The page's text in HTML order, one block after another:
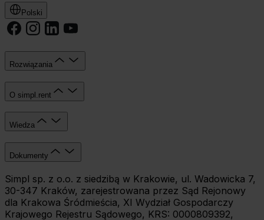
celu
wybierz czarny przycisk znajdujący się w lewym dolnym
rogu na każdej z naszych podstron.
Polski
Rozwiązania
O simpl.rent
Wiedza
Dokumenty
Simpl sp. z o.o. z siedzibą w Krakowie, ul. Wadowicka 7,
30-347 Kraków, zarejestrowana przez Sąd Rejonowy
dla Krakowa Śródmieścia, XI Wydział Gospodarczy
Krajowego Rejestru Sądowego, KRS: 0000809392,